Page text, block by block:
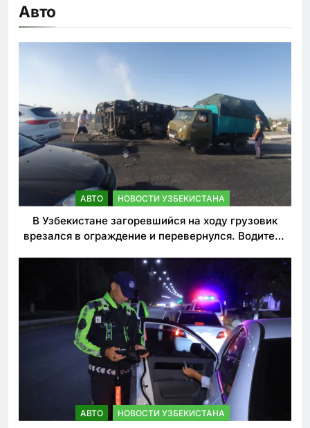
Авто
АВТО НОВОСТИ УЗБЕКИСТАНА
В Узбекистане загоревшийся на ходу грузовик
врезался в ограждение и перевернулся. Водитель
АВТО НОВОСТИ УЗБЕКИСТАНА